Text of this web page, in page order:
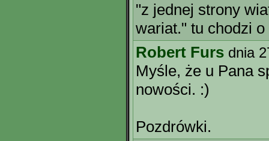
"z jednej strony
wariat." tu chodzi
Robert Furs dnia
Myśle, że u Pana
nowości. :)
Pozdrówki.